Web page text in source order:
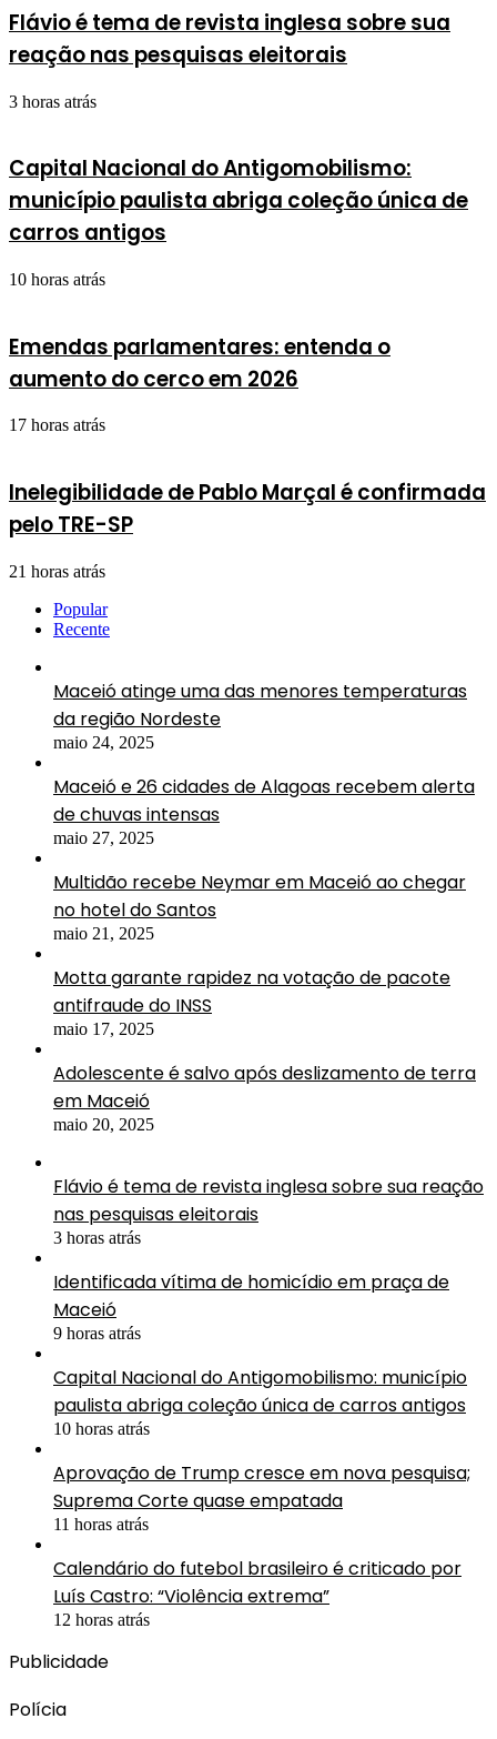
Flávio é tema de revista inglesa sobre sua
reação nas pesquisas eleitorais
3 horas atrás
Capital Nacional do Antigomobilismo:
município paulista abriga coleção única de
carros antigos
10 horas atrás
Emendas parlamentares: entenda o
aumento do cerco em 2026
17 horas atrás
Inelegibilidade de Pablo Marçal é confirmada
pelo TRE-SP
21 horas atrás
Popular
Recente
Maceió atinge uma das menores temperaturas
da região Nordeste
maio 24, 2025
Maceió e 26 cidades de Alagoas recebem alerta
de chuvas intensas
maio 27, 2025
Multidão recebe Neymar em Maceió ao chegar
no hotel do Santos
maio 21, 2025
Motta garante rapidez na votação de pacote
antifraude do INSS
maio 17, 2025
Adolescente é salvo após deslizamento de terra
em Maceió
maio 20, 2025
Flávio é tema de revista inglesa sobre sua reação
nas pesquisas eleitorais
3 horas atrás
Identificada vítima de homicídio em praça de
Maceió
9 horas atrás
Capital Nacional do Antigomobilismo: município
paulista abriga coleção única de carros antigos
10 horas atrás
Aprovação de Trump cresce em nova pesquisa;
Suprema Corte quase empatada
11 horas atrás
Calendário do futebol brasileiro é criticado por
Luís Castro: “Violência extrema”
12 horas atrás
Publicidade
Polícia